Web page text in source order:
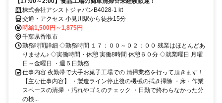
株式会社アシストジャパンB4028-1 kt
交通・アクセス 小見川駅から徒歩15分
時給1,500円～1,875円
千葉県香取市
勤務時間詳細 ◇勤務時間 １７：００～０２：００ 残業はほとんどあ
りません♪ ◇実働時間・休憩 実働8時間 休憩６０分 ◇就業曜日 月曜
日～金曜日 ・週５日勤務
仕事内容 夜勤帯で大手お菓子工場での 清掃業務を行って頂きます！
【主な仕事内容】 ・製造ライン停止後の機械の拭き掃除 ・床・作業
スペースの清掃 ・汚れやゴミのチェック ・日勤で終わらなかった分
の検...